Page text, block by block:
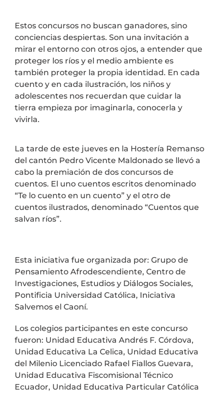
Estos concursos no buscan ganadores, sino
conciencias despiertas. Son una invitación a
mirar el entorno con otros ojos, a entender que
proteger los ríos y el medio ambiente es
también proteger la propia identidad. En cada
cuento y en cada ilustración, los niños y
adolescentes nos recuerdan que cuidar la
tierra empieza por imaginarla, conocerla y
vivirla.
La tarde de este jueves en la Hostería Remanso
del cantón Pedro Vicente Maldonado se llevó a
cabo la premiación de dos concursos de
cuentos. El uno cuentos escritos denominado
“Te lo cuento en un cuento” y el otro de
cuentos ilustrados, denominado “Cuentos que
salvan ríos”.
Esta iniciativa fue organizada por: Grupo de
Pensamiento Afrodescendiente, Centro de
Investigaciones, Estudios y Diálogos Sociales,
Pontificia Universidad Católica, Iniciativa
Salvemos el Caoní.
Los colegios participantes en este concurso
fueron: Unidad Educativa Andrés F. Córdova,
Unidad Educativa La Celica, Unidad Educativa
del Milenio Licenciado Rafael Fiallos Guevara,
Unidad Educativa Fiscomisional Técnico
Ecuador, Unidad Educativa Particular Católica